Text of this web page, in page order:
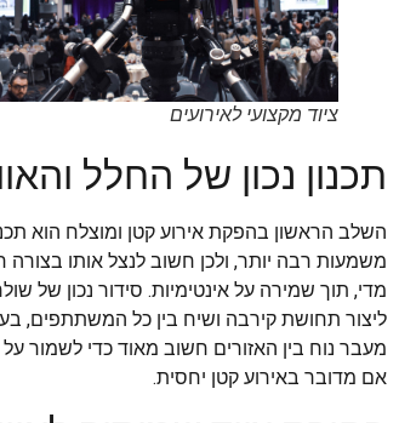
ציוד מקצועי לאירועים
תכנון נכון של החלל
השלב הראשון בהפקת אירוע קטן ומוצלח הוא
משמעות רבה יותר, ולכן חשוב לנצל אותו
מדי, תוך שמירה על אינטימיות. סידור נכון של
ליצור תחושת קירבה ושיח בין כל המשתתפים,
מעבר נוח בין האזורים חשוב מאוד כדי לשמור
אם מדובר באירוע קטן יחסית.